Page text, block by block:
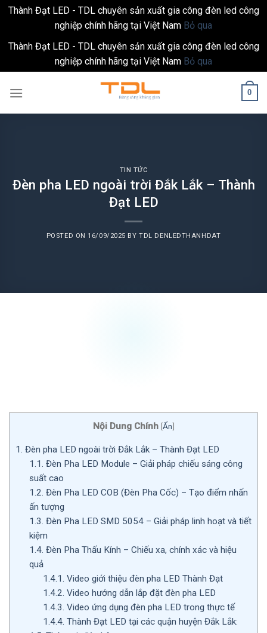
Thành Đạt LED - TDL chuyên sản xuất gia công đèn led công
nghiệp chính hãng tại Việt Nam Bỏ qua
Thành Đạt LED - TDL chuyên sản xuất gia công đèn led công
nghiệp chính hãng tại Việt Nam Bỏ qua
0
TIN TỨC
Đèn pha LED ngoài trời Đắk Lắk – Thành
Đạt LED
POSTED ON16/09/2025 BYTDL DENLEDTHANHDAT
Nội Dung Chính [Ẩn]
1. Đèn pha LED ngoài trời Đắk Lắk – Thành Đạt LED
1.1. Đèn Pha LED Module – Giải pháp chiếu sáng công
suất cao
1.2. Đèn Pha LED COB (Đèn Pha Cốc) – Tạo điểm nhấn
ấn tượng
1.3. Đèn Pha LED SMD 5054 – Giải pháp linh hoạt và tiết
kiệm
1.4. Đèn Pha Thấu Kính – Chiếu xa, chính xác và hiệu
quả
1.4.1. Video giới thiệu đèn pha LED Thành Đạt
1.4.2. Video hướng dẫn lắp đặt đèn pha LED
1.4.3. Video ứng dụng đèn pha LED trong thực tế
1.4.4. Thành Đạt LED tại các quận huyện Đắk Lắk: